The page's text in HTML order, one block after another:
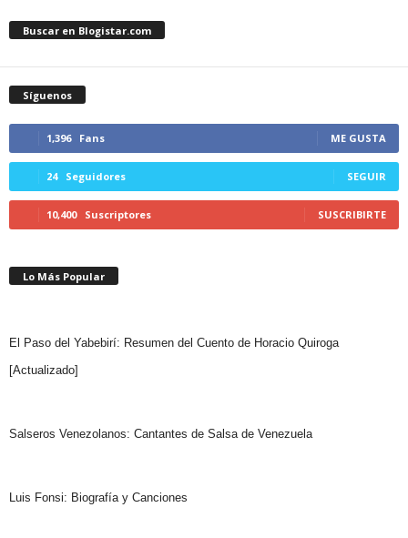
Buscar en Blogistar.com
Síguenos
1,396 Fans ME GUSTA
24 Seguidores SEGUIR
10,400 Suscriptores SUSCRIBIRTE
Lo Más Popular
El Paso del Yabebirí: Resumen del Cuento de Horacio Quiroga
[Actualizado]
Salseros Venezolanos: Cantantes de Salsa de Venezuela
Luis Fonsi: Biografía y Canciones